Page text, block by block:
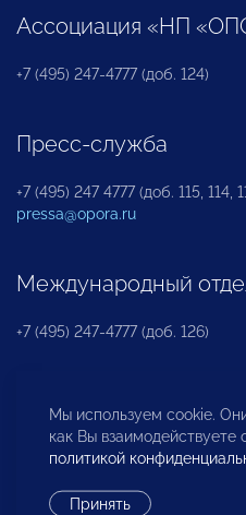
Ассоциация «НП
+7 (495) 247-4777 (доб. 124)
Пресс-служба
+7 (495) 247 4777 (доб. 115, 114,
pressa@opora.ru
Международный
+7 (495) 247-4777 (доб. 126)
Бюро по защите
инвесторов
Мы используем cookie.
как Вы взаимодействуете
политикой
Принять